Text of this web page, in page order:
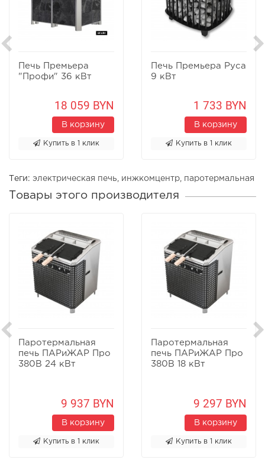
Печь Премьера
"Профи" 36 кВт
18 059 BYN
В корзину
Купить в 1 клик
Печь Премьера Руса
9 кВт
1 733 BYN
В корзину
Купить в 1 клик
Теги: электрическая печь инжкомцентр паротермальная
Товары этого производителя
Паротермальная
печь ПАРиЖАР Про
380В 24 кВт
9 937 BYN
В корзину
Купить в 1 клик
Паротермальная
печь ПАРиЖАР Про
380В 18 кВт
9 297 BYN
В корзину
Купить в 1 клик